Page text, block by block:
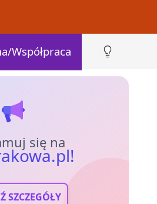
Współpraca
się na
SZCZEGÓŁY